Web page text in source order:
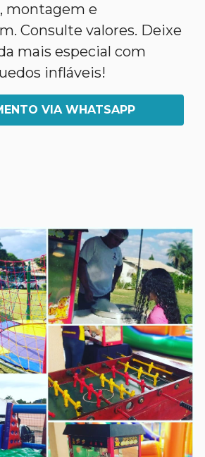
montagem e
Consulte valores. Deixe
mais especial com
infláveis!
VIA WHATSAPP